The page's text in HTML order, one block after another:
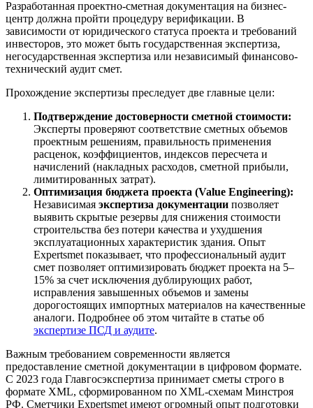
Разработанная проектно-сметная документация на бизнес-
центр должна пройти процедуру верификации. В
зависимости от юридического статуса проекта и требований
инвесторов, это может быть государственная экспертиза,
негосударственная экспертиза или независимый финансово-
технический аудит смет.
Прохождение экспертизы преследует две главные цели:
Подтверждение достоверности сметной стоимости:
Эксперты проверяют соответствие сметных объемов
проектным решениям, правильность применения
расценок, коэффициентов, индексов пересчета и
начислений (накладных расходов, сметной прибыли,
лимитированных затрат).
Оптимизация бюджета проекта (Value Engineering):
Независимая экспертиза документации позволяет
выявить скрытые резервы для снижения стоимости
строительства без потери качества и ухудшения
эксплуатационных характеристик здания. Опыт
Expertsmet показывает, что профессиональный аудит
смет позволяет оптимизировать бюджет проекта на 5–
15% за счет исключения дублирующих работ,
исправления завышенных объемов и замены
дорогостоящих импортных материалов на качественные
аналоги. Подробнее об этом читайте в статье об
экспертизе ПСД и аудите.
Важным требованием современности является
предоставление сметной документации в цифровом формате.
С 2023 года Главгосэкспертиза принимает сметы строго в
формате XML, сформированном по XML-схемам Минстроя
РФ. Сметчики Expertsmet имеют огромный опыт подготовки